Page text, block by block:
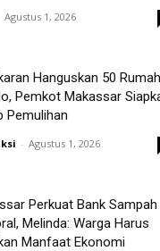
Agustus 1, 2026
Hanguskan 50 Rumah
Pemkot Makassar
Pemulihan
- Agustus 1, 2026
Perkuat Bank Sampah
Melinda: Warga Harus
Manfaat Ekonomi